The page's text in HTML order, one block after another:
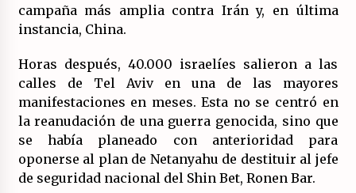
campaña más amplia contra Irán y, en última
instancia, China.
Horas después, 40.000 israelíes salieron a las
calles de Tel Aviv en una de las mayores
manifestaciones en meses. Esta no se centró en
la reanudación de una guerra genocida, sino que
se había planeado con anterioridad para
oponerse al plan de Netanyahu de destituir al jefe
de seguridad nacional del Shin Bet, Ronen Bar.